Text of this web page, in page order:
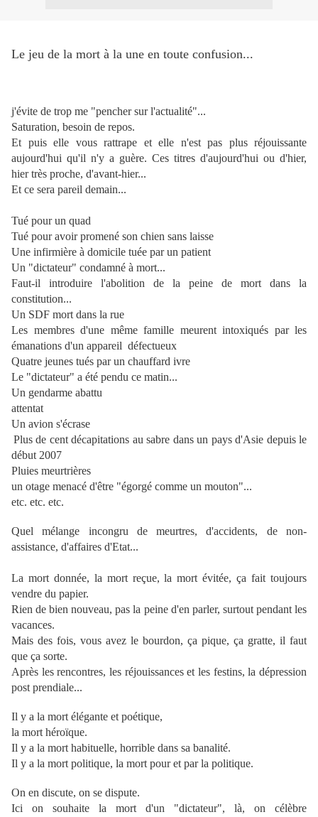
Le jeu de la mort à la une en toute confusion...
j'évite de trop me "pencher sur l'actualité"...
Saturation, besoin de repos.
Et puis elle vous rattrape et elle n'est pas plus réjouissante
aujourd'hui qu'il n'y a guère. Ces titres d'aujourd'hui ou d'hier,
hier très proche, d'avant-hier...
Et ce sera pareil demain...
Tué pour un quad
Tué pour avoir promené son chien sans laisse
Une infirmière à domicile tuée par un patient
Un "dictateur" condamné à mort...
Faut-il introduire l'abolition de la peine de mort dans la
constitution...
Un SDF mort dans la rue
Les membres d'une même famille meurent intoxiqués par les
émanations d'un appareil défectueux
Quatre jeunes tués par un chauffard ivre
Le "dictateur" a été pendu ce matin...
Un gendarme abattu
attentat
Un avion s'écrase
Plus de cent décapitations au sabre dans un pays d'Asie depuis le
début 2007
Pluies meurtrières
un otage menacé d'être "égorgé comme un mouton"...
etc. etc. etc.
Quel mélange incongru de meurtres, d'accidents, de non-
assistance, d'affaires d'Etat...
La mort donnée, la mort reçue, la mort évitée, ça fait toujours
vendre du papier.
Rien de bien nouveau, pas la peine d'en parler, surtout pendant les
vacances.
Mais des fois, vous avez le bourdon, ça pique, ça gratte, il faut
que ça sorte.
Après les rencontres, les réjouissances et les festins, la dépression
post prendiale...
Il y a la mort élégante et poétique,
la mort héroïque.
Il y a la mort habituelle, horrible dans sa banalité.
Il y a la mort politique, la mort pour et par la politique.
On en discute, on se dispute.
Ici on souhaite la mort d'un "dictateur", là, on célèbre